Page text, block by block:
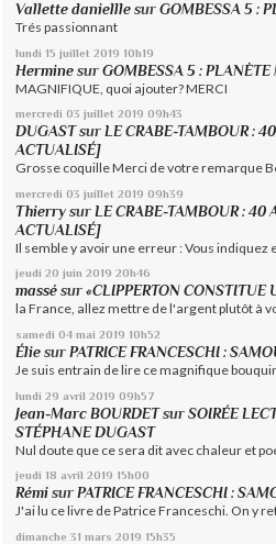
Vallette daniellle surGOMBESSA 5 :
Trés passionnant
lundi 15 juillet 2019 10h19
Hermine surGOMBESSA 5 :
MAGNIFIQUE, quoi ajouter? MERCI
mercredi 03 juillet 2019 09h43
DUGASTsurLE CRABE-TAMBOUR :
ACTUALISÉ]
Grosse coquille Merci de votre remarque
mercredi 03 juillet 2019 09h39
Thierry sur LE CRABE-TAMBOUR : 40
ACTUALISÉ]
Il semble y avoir une erreur : Vous indiquez
jeudi 20 juin 2019 20h46
massé sur«CLIPPERTON CONSTITUE
la France, allez mettre de l'argent plutôt à
samedi 04 mai 2019 10h52
Élie surPATRICE FRANCESCHI :
Je suis entrain de lire ce magnifique
lundi 29 avril 2019 09h57
Jean-Marc BOURDETsurSOIRÉE
STÉPHANE DUGAST
Nul doute que ce sera dit avec chaleur et
jeudi 18 avril 2019 15h00
Rémi surPATRICE FRANCESCHI :
J'ai lu ce livre de Patrice Franceschi. On y
dimanche 31 mars 2019 15h35